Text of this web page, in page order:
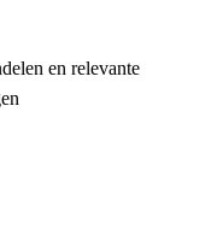
en relevante